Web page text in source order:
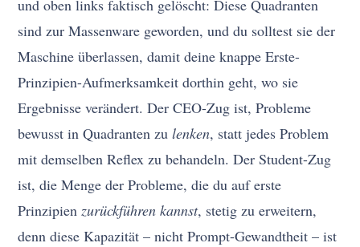
und oben links faktisch gelöscht: Diese Quadranten
sind zur Massenware geworden, und du solltest sie der
Maschine überlassen, damit deine knappe Erste-
Prinzipien-Aufmerksamkeit dorthin geht, wo sie
Ergebnisse verändert. Der CEO-Zug ist, Probleme
bewusst in Quadranten zulenken, statt jedes Problem
mit demselben Reflex zu behandeln. Der Student-Zug
ist, die Menge der Probleme, die du auf erste
Prinzipienzurückführen kannst, stetig zu erweitern,
denn diese Kapazität – nicht Prompt-Gewandtheit – ist